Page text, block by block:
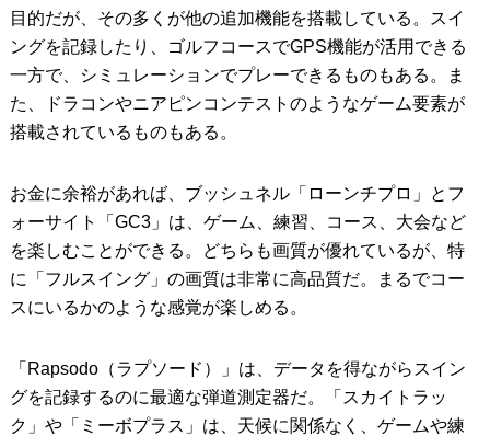
目的だが、その多くが他の追加機能を搭載している。スイ
ングを記録したり、ゴルフコースでGPS機能が活用できる
一方で、シミュレーションでプレーできるものもある。ま
た、ドラコンやニアピンコンテストのようなゲーム要素が
搭載されているものもある。
お金に余裕があれば、ブッシュネル「ローンチプロ」とフ
ォーサイト「GC3」は、ゲーム、練習、コース、大会など
を楽しむことができる。どちらも画質が優れているが、特
に「フルスイング」の画質は非常に高品質だ。まるでコー
スにいるかのような感覚が楽しめる。
「Rapsodo（ラプソード）」は、データを得ながらスイン
グを記録するのに最適な弾道測定器だ。「スカイトラッ
ク」や「ミーボプラス」は、天候に関係なく、ゲームや練